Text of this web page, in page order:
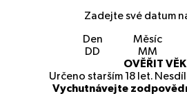
Zadejte své datum
Den
Měsíc
OVĚŘIT VĚK
Určeno starším18 let.
Vychutnávejte